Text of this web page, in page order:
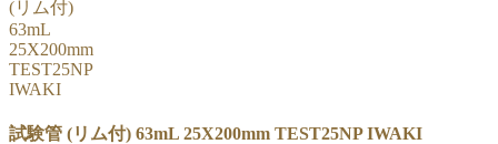
試験管 (リム付) 63mL 25X200mm TEST25NP IWAKI